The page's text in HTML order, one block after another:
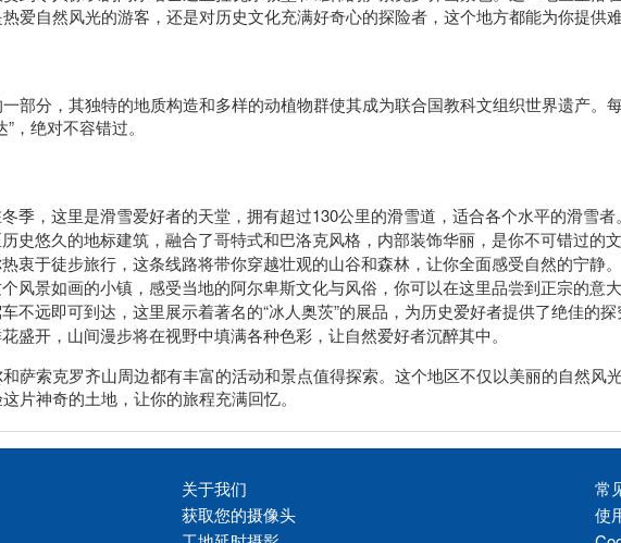
爱自然风光的游客，还是对历史文化充满好奇心的探险者，这个地方都能为你提供难
部分，其独特的地质构造和多样的动植物群使其成为联合国教科文组织世界遗产。
，绝对不容错过。
季，这里是滑雪爱好者的天堂，拥有超过130公里的滑雪道，适合各个水平的滑雪者。
史悠久的地标建筑，融合了哥特式和巴洛克风格，内部装饰华丽，是你不可错过的文
衷于徒步旅行，这条线路将带你穿越壮观的山谷和森林，让你全面感受自然的宁静。
风景如画的小镇，感受当地的阿尔卑斯文化与风俗，你可以在这里品尝到正宗的意大
不远即可到达，这里展示着著名的“冰人奥茨”的展品，为历史爱好者提供了绝佳的探
盛开，山间漫步将在视野中填满各种色彩，让自然爱好者沉醉其中。
萨索克罗齐山周边都有丰富的活动和景点值得探索。这个地区不仅以美丽的自然风
片神奇的土地，让你的旅程充满回忆。
关于我们
获取您的摄像头
常
使